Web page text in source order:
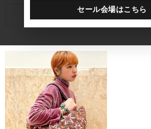
関連キーワード